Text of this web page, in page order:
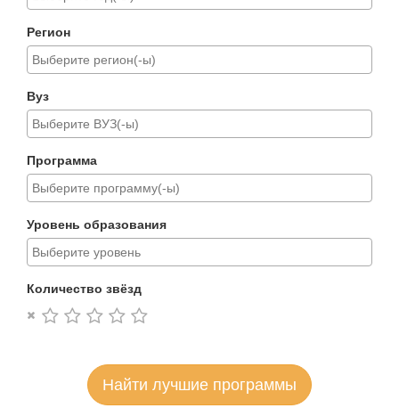
Регион
Вуз
Программа
Уровень образования
Количество звёзд
Найти лучшие программы